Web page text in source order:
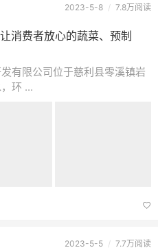
2023-5-8 / 7.8万阅读
消费者放心的蔬菜、预制
限公司位于慈利县零溪镇岩
环 ...
2023-5-5 / 7.7万阅读